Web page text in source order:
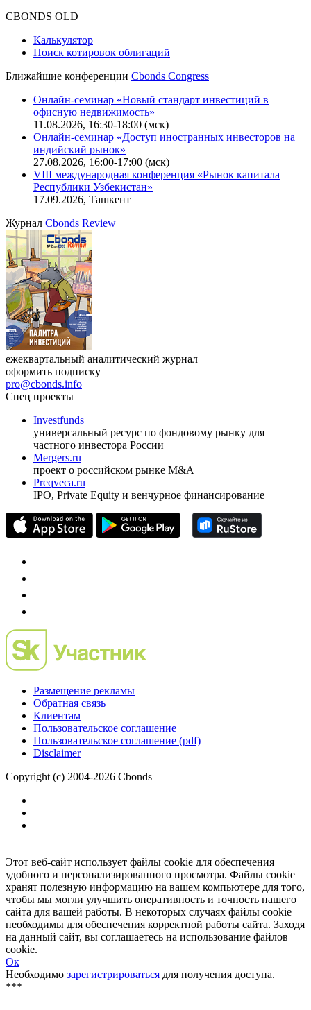
CBONDS OLD
Калькулятор
Поиск котировок облигаций
Ближайшие конференции Cbonds Congress
Онлайн-семинар «Новый стандарт инвестиций в
офисную недвижимость»
11.08.2026, 16:30-18:00 (мск)
Онлайн-семинар «Доступ иностранных инвесторов на
индийский рынок»
27.08.2026, 16:00-17:00 (мск)
VIII международная конференция «Рынок капитала
Республики Узбекистан»
17.09.2026, Ташкент
Журнал Cbonds Review
ежеквартальный аналитический журнал
оформить подписку
pro@cbonds.info
Спец проекты
Investfunds
универсальный ресурс по фондовому рынку для
частного инвестора России
Mergers.ru
проект о российском рынке M&A
Preqveca.ru
IPO, Private Equity и венчурное финансирование
Размещение рекламы
Обратная связь
Клиентам
Пользовательское соглашение
Пользовательское соглашение (pdf)
Disclaimer
Copyright (c) 2004-2026 Cbonds
Этот веб-сайт использует файлы cookie для обеспечения
удобного и персонализированного просмотра. Файлы cookie
хранят полезную информацию на вашем компьютере для того,
чтобы мы могли улучшить оперативность и точность нашего
сайта для вашей работы. В некоторых случаях файлы cookie
необходимы для обеспечения корректной работы сайта. Заходя
на данный сайт, вы соглашаетесь на использование файлов
cookie.
Ок
Необходимо зарегистрироваться для получения доступа.
***